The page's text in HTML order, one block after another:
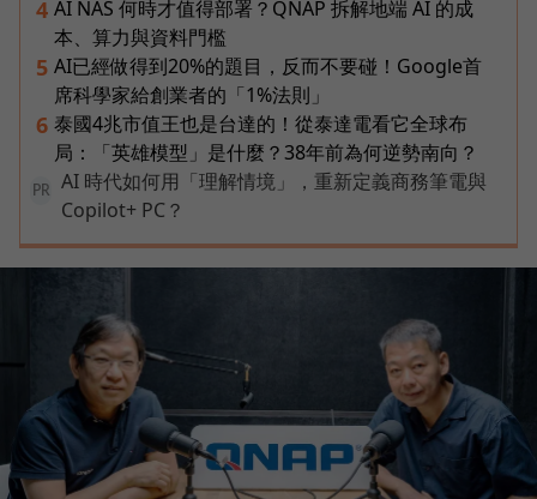
4 AI NAS 何時才值得部署？QNAP 拆解地端 AI 的成
本、算力與資料門檻
5 AI已經做得到20%的題目，反而不要碰！Google首
席科學家給創業者的「1%法則」
6 泰國4兆市值王也是台達的！從泰達電看它全球布
局：「英雄模型」是什麼？38年前為何逆勢南向？
PR
AI 時代如何用「理解情境」，重新定義商務筆電與
Copilot+ PC？